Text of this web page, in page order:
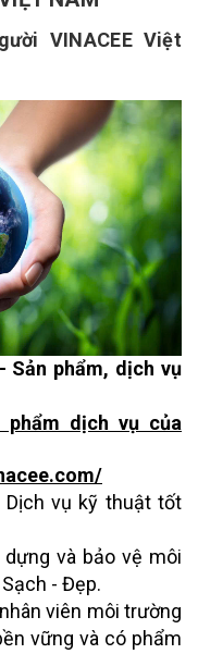
VINACEE Việt
Sản phẩm, dịch vụ
dịch vụ của
Dịch vụ kỹ thuật tốt
và bảo vệ môi
- Đẹp.
viên môi trường
vững và có phẩm